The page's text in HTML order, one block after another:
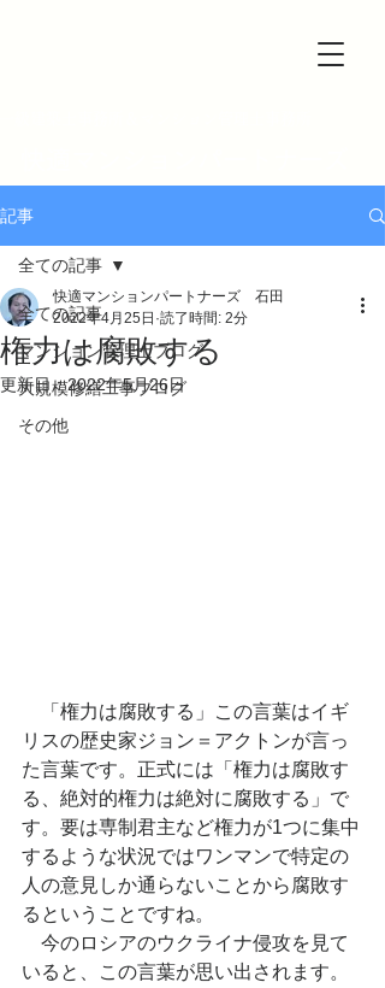
記事
全ての記事
マンション管理士ブログ
大規模修繕工事ブログ
その他
全ての記事
権力は腐敗する
快適マンションパートナーズ 石田
2022年4月25日 読了時間: 2分
更新日：2022年5月26日
「権力は腐敗する」この言葉はイギ
リスの歴史家ジョン＝アクトンが言っ
た言葉です。正式には「権力は腐敗す
る、絶対的権力は絶対に腐敗する」で
す。要は専制君主など権力が1つに集中
するような状況ではワンマンで特定の
人の意見しか通らないことから腐敗す
るということですね。
今のロシアのウクライナ侵攻を見て
いると、この言葉が思い出されます。